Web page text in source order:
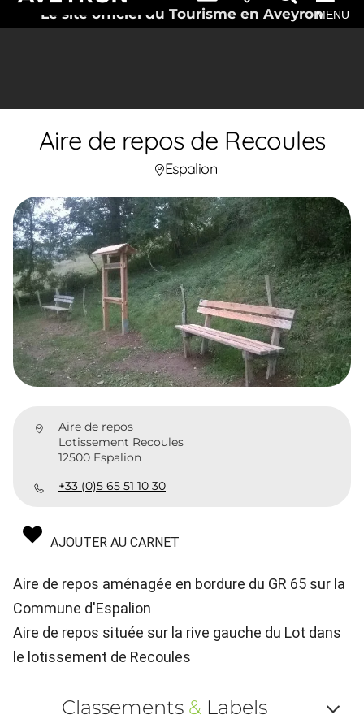
Le site officiel du Tourisme en AveyronMENU
Aire de repos de Recoules
Espalion
Aire de repos
Lotissement Recoules
12500 Espalion
+33 (0)5 65 51 10 30
AJOUTER AU CARNET
Aire de repos aménagée en bordure du GR 65 sur la
Commune d'Espalion
Aire de repos située sur la rive gauche du Lot dans
le lotissement de Recoules
Classements & Labels